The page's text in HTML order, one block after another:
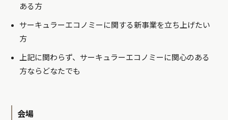
ある方
サーキュラーエコノミーに関する新事業を立ち上げたい
方
上記に関わらず、サーキュラーエコノミーに関心のある
方ならどなたでも
会場